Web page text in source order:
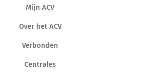
Mijn ACV
Over het ACV
Verbonden
Centrales